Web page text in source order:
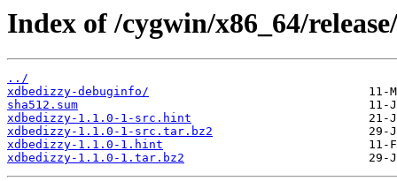
Index of /cygwin/x86_64/
../
xdbedizzy-debuginfo/
sha512.sum
xdbedizzy-1.1.0-1-src.hint
xdbedizzy-1.1.0-1-src.tar.bz2
xdbedizzy-1.1.0-1.hint
xdbedizzy-1.1.0-1.tar.bz2